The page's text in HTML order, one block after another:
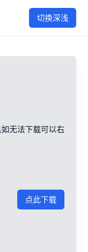
切换深浅
无法下载可以右
点此下载